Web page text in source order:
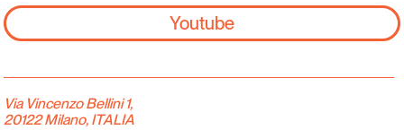
Youtube
Via Vincenzo Bellini 1,
20122 Milano, ITALIA